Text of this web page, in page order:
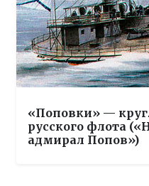
«Поповки» —
русского флота
адмирал Попов»)